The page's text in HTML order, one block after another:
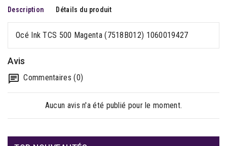
Description Détails du produit
Océ Ink TCS 500 Magenta (7518B012) 1060019427
Avis
Commentaires (0)
Aucun avis n'a été publié pour le moment.